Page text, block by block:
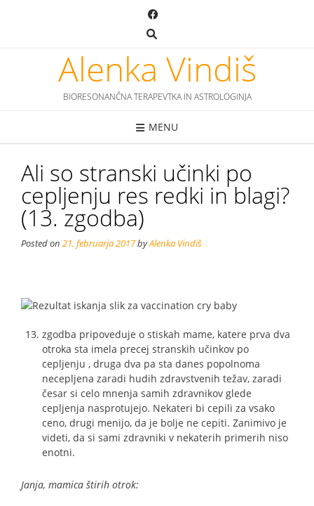
Alenka Vindiš
BIORESONANČNA TERAPEVTKA IN ASTROLOGINJA
MENU
Ali so stranski učinki po
cepljenju res redki in blagi?
(13. zgodba)
Posted on 21. februarja 2017byAlenka Vindiš
zgodba pripoveduje o stiskah mame, katere prva dva
otroka sta imela precej stranskih učinkov po
cepljenju , druga dva pa sta danes popolnoma
necepljena zaradi hudih zdravstvenih težav, zaradi
česar si celo mnenja samih zdravnikov glede
cepljenja nasprotujejo. Nekateri bi cepili za vsako
ceno, drugi menijo, da je bolje ne cepiti. Zanimivo je
videti, da si sami zdravniki v nekaterih primerih niso
enotni.
Janja, mamica štirih otrok: